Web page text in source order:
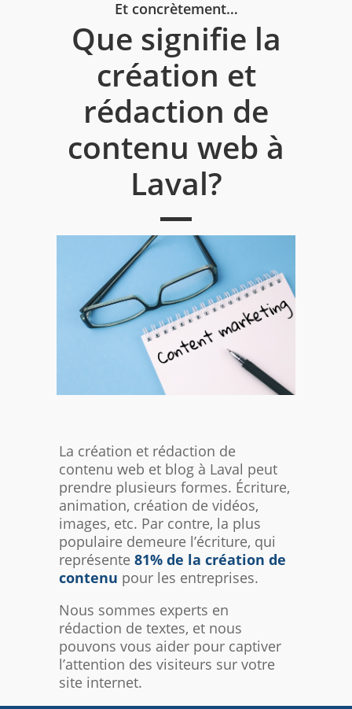
Et concrètement…
Que signifie la
création et
rédaction de
contenu web à
Laval?
La création et rédaction de
contenu web et blog à Laval peut
prendre plusieurs formes. Écriture,
animation, création de vidéos,
images, etc. Par contre, la plus
populaire demeure l’écriture, qui
représente 81% de la création de
contenu pour les entreprises.
Nous sommes experts en
rédaction de textes, et nous
pouvons vous aider pour captiver
l’attention des visiteurs sur votre
site internet.